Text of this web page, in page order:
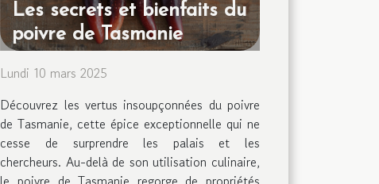
Les secrets et bienfaits du
poivre de Tasmanie
Lundi 10 mars 2025
Découvrez les vertus insoupçonnées du poivre
de Tasmanie, cette épice exceptionnelle qui ne
cesse de surprendre les palais et les
chercheurs. Au-delà de son utilisation culinaire,